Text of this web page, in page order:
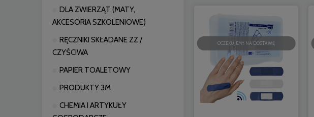
DLA ZWIERZĄT (MATY,
AKCESORIA SZKOLENIOWE)
RĘCZNIKI SKŁADANE ZZ /
CZYŚCIWA
PAPIER TOALETOWY
PRODUKTY 3M
CHEMIA I ARTYKUŁY
OCZEKUJEMY NA DOSTAWĘ